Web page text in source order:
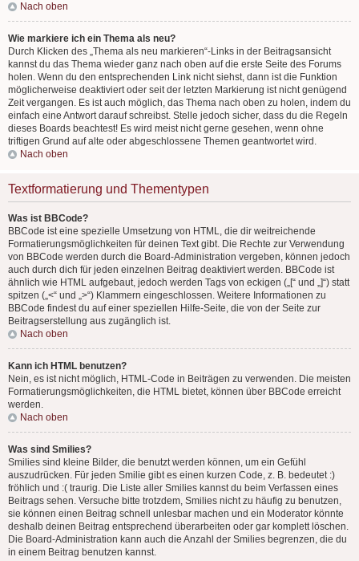
Nach oben
Wie markiere ich ein Thema als neu?
Durch Klicken des „Thema als neu markieren“-Links in der Beitragsansicht
kannst du das Thema wieder ganz nach oben auf die erste Seite des Forums
holen. Wenn du den entsprechenden Link nicht siehst, dann ist die Funktion
möglicherweise deaktiviert oder seit der letzten Markierung ist nicht genügend
Zeit vergangen. Es ist auch möglich, das Thema nach oben zu holen, indem du
einfach eine Antwort darauf schreibst. Stelle jedoch sicher, dass du die Regeln
dieses Boards beachtest! Es wird meist nicht gerne gesehen, wenn ohne
triftigen Grund auf alte oder abgeschlossene Themen geantwortet wird.
Nach oben
Textformatierung und Thementypen
Was ist BBCode?
BBCode ist eine spezielle Umsetzung von HTML, die dir weitreichende
Formatierungsmöglichkeiten für deinen Text gibt. Die Rechte zur Verwendung
von BBCode werden durch die Board-Administration vergeben, können jedoch
auch durch dich für jeden einzelnen Beitrag deaktiviert werden. BBCode ist
ähnlich wie HTML aufgebaut, jedoch werden Tags von eckigen („[“ und „]“) statt
spitzen („<“ und „>“) Klammern eingeschlossen. Weitere Informationen zu
BBCode findest du auf einer speziellen Hilfe-Seite, die von der Seite zur
Beitragserstellung aus zugänglich ist.
Nach oben
Kann ich HTML benutzen?
Nein, es ist nicht möglich, HTML-Code in Beiträgen zu verwenden. Die meisten
Formatierungsmöglichkeiten, die HTML bietet, können über BBCode erreicht
werden.
Nach oben
Was sind Smilies?
Smilies sind kleine Bilder, die benutzt werden können, um ein Gefühl
auszudrücken. Für jeden Smilie gibt es einen kurzen Code, z. B. bedeutet :)
fröhlich und :( traurig. Die Liste aller Smilies kannst du beim Verfassen eines
Beitrags sehen. Versuche bitte trotzdem, Smilies nicht zu häufig zu benutzen,
sie können einen Beitrag schnell unlesbar machen und ein Moderator könnte
deshalb deinen Beitrag entsprechend überarbeiten oder gar komplett löschen.
Die Board-Administration kann auch die Anzahl der Smilies begrenzen, die du
in einem Beitrag benutzen kannst.